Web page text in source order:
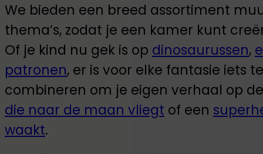
We bieden een breed assortiment
thema’s, zodat je een kamer kunt
Of je kind nu gek is op dinosaurussen,
patronen, er is voor elke fantasie iets
combineren om je eigen verhaal op
die naar de maan vliegt of een
waakt.